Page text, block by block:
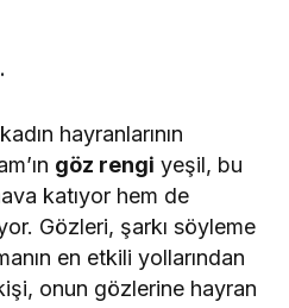
hayranlarının
göz rengi yeşil, bu
katıyor hem de
Gözleri, şarkı söyleme
en etkili yollarından
onun gözlerine hayran